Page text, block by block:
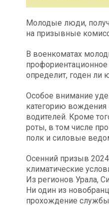
Молодые люди,
на призывные
В военкоматах
профориентационное
определит, годен ли
Особое внимание
категорию
водителей. Кроме
роты, в том числе
полк и силовые
Осенний призыв 2024
климатические
Из регионов Урала,
Ни один из
прохождение